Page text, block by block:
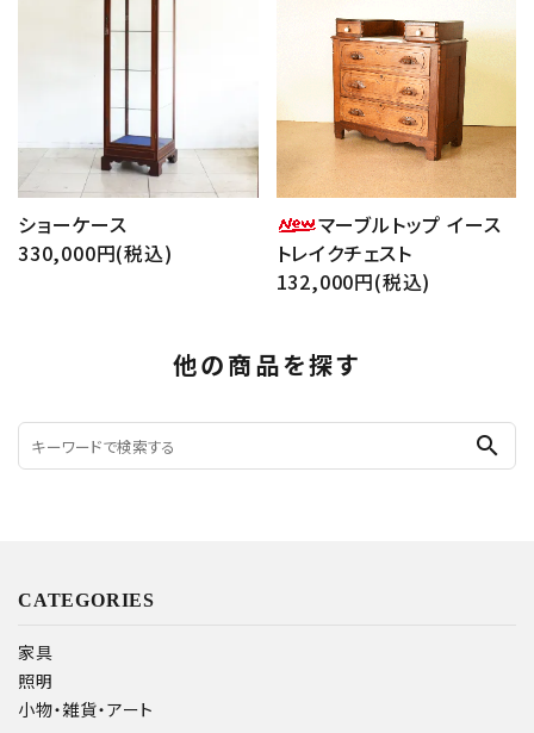
ショーケース
330,000円(税込)
マーブルトップ イース
トレイクチェスト
132,000円(税込)
他の商品を探す
search
CATEGORIES
家具
照明
小物・雑貨・アート